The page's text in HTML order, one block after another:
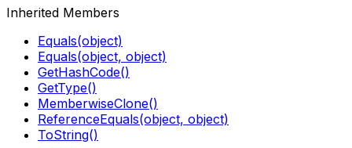
Inherited Members
Equals(object)
Equals(object, object)
GetHashCode()
GetType()
MemberwiseClone()
ReferenceEquals(object, object)
ToString()